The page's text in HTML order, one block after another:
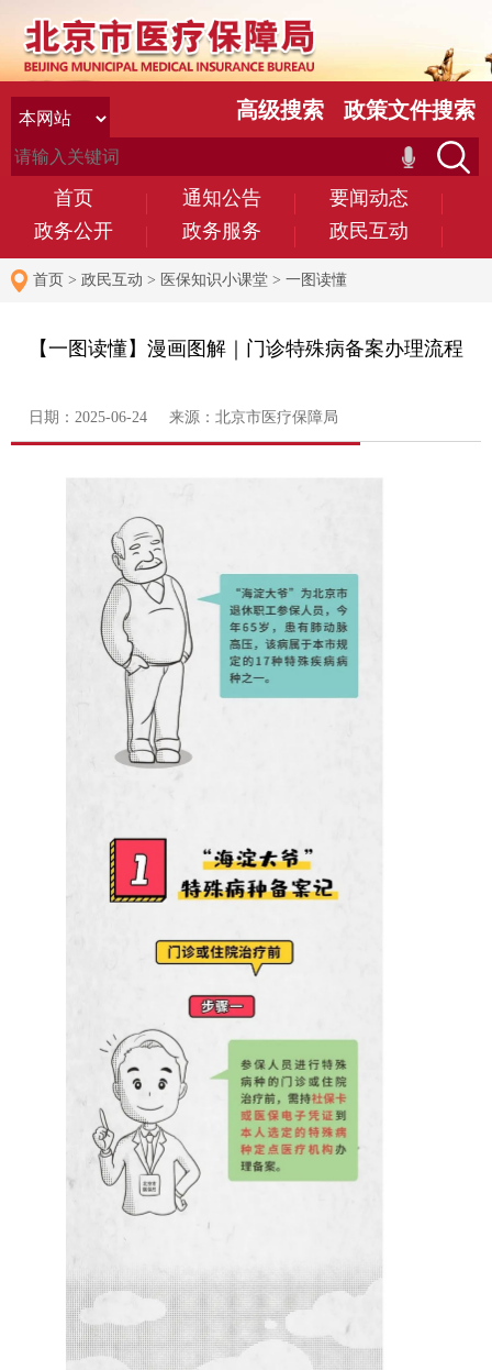
首页 通知公告
要闻动态
政务公开
政务服务 政民互动
高级搜索 政策文件搜索
首页 > 政民互动 > 医保知识小课堂 > 一图读懂
【一图读懂】漫画图解｜门诊特殊病备案办理流程
日期：2025-06-24 来源：北京市医疗保障局